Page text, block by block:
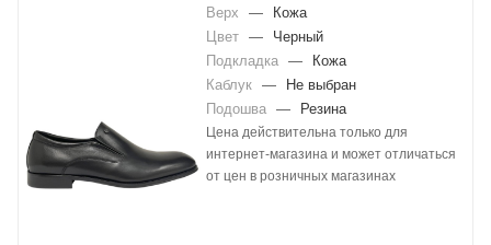
Верх
—
Кожа
Цвет —
Черный
Подкладка —
Кожа
Каблук —
Не выбран
Подошва — Резина
Цена действительна только для
интернет-магазина и может отличаться
от цен в розничных магазинах